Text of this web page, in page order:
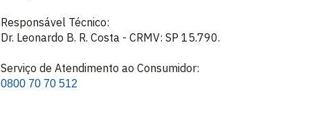
Responsável Técnico:
Dr. Leonardo B. R. Costa - CRMV: SP 15.790.
Serviço de Atendimento ao Consumidor:
0800 70 70 512